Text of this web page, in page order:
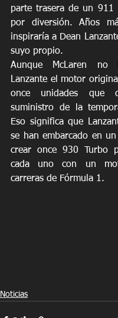
parte trasera de un 911
por diversión. Años
inspiraría a Dean
suyo propio.
Aunque McLaren
Lanzante el motor
once unidades que
suministro de la
Eso significa que
se han embarcado en
crear once 930 Turbo
cada uno con un
carreras de Fórmula 1.
Noticias